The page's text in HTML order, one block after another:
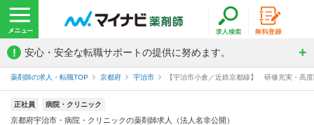
! 安心・安全な転職サポートの提供に努めます。
薬剤師の求人・転職TOP 京都府 宇治市 【宇治市小倉／近鉄京都線】 研修充実・高
正社員 病院・クリニック
京都府宇治市・病院・クリニックの薬剤師求人（法人名非公開）